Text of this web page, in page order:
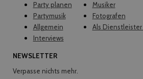
Party planen
Partymusik
Allgemein
Interviews
Musiker
Fotografen
Als
NEWSLETTER
Verpasse nichts mehr.